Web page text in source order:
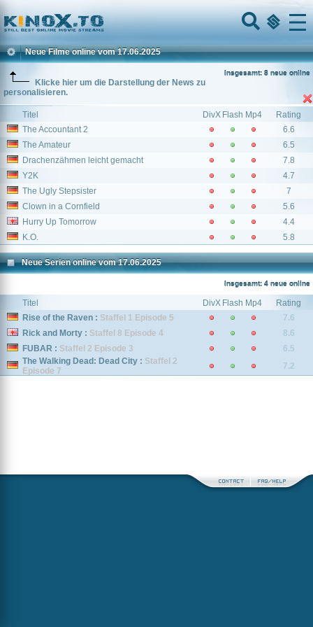
Home
Menu
Neue Filme online vom 17.06.2025
Insgesamt: 8 neue online
Klicke hier um die Darstellung der News zu
personalisieren.
Titel DivX Flash Mp4
Rating
The Accountant 2
6.6
The Amateur
6.5
Drachenzähmen leicht gemacht
7.8
Y2K
4.7
The Ugly Stepsister
7
Clown in a Cornfield
5.6
Hurry Up Tomorrow
4.4
K.O.
5.8
Neue Serien online vom 17.06.2025
Insgesamt: 4 neue online
Titel DivX Flash Mp4
Rating
Rise of the Raven : Staffel 1 Episode 5
7.6
Rick and Morty : Staffel 8 Episode 4
8.6
FUBAR : Staffel 2 Episode 3
6.5
The Walking Dead: Dead City : Staffel 2
Episode 7
7.2